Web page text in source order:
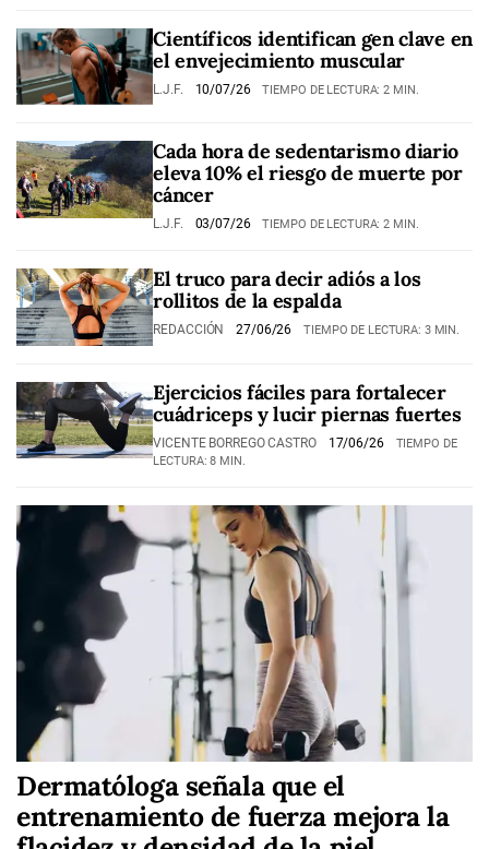
Científicos identifican gen clave en
el envejecimiento muscular
L.J.F. 10/07/26 TIEMPO DE LECTURA: 2 MIN.
Cada hora de sedentarismo diario
eleva 10% el riesgo de muerte por
cáncer
L.J.F. 03/07/26 TIEMPO DE LECTURA: 2 MIN.
El truco para decir adiós a los
rollitos de la espalda
REDACCIÓN 27/06/26 TIEMPO DE LECTURA: 3 MIN.
Ejercicios fáciles para fortalecer
cuádriceps y lucir piernas fuertes
VICENTE BORREGO CASTRO 17/06/26
TIEMPO DE
LECTURA: 8 MIN.
Dermatóloga señala que el
entrenamiento de fuerza mejora la